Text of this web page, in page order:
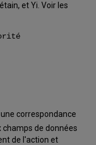
et Yi. Voir les
correspondance
de données
de l'action et